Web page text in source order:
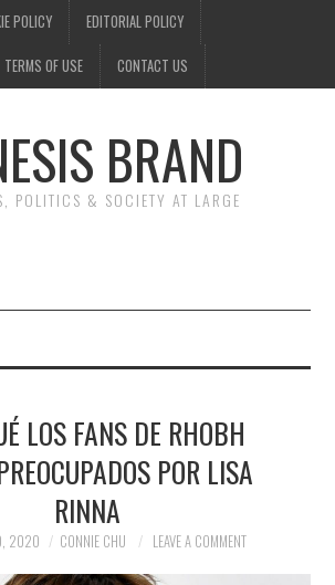
POLICY EDITORIAL POLICY
TERMS OF USE CONTACT US
BRAND
POLITICS & SOCIETY AT LARGE
LOS FANS DE RHOBH
POR LISA
RINNA
2020 CONNIE CHU LEAVE A COMMENT